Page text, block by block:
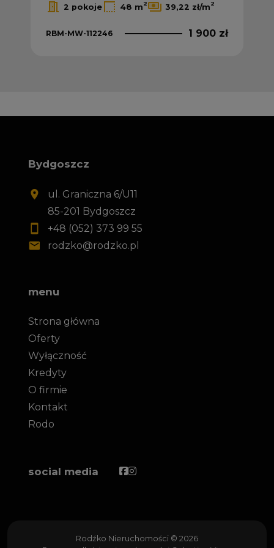
2 pokoje
48 m2 39,22 zł/m2
RBM-MW-112246 1 900 zł
Bydgoszcz
ul. Graniczna 6/U11
85-201 Bydgoszcz
+48 (052) 373 99 55
rodzko@rodzko.pl
menu
Strona główna
Oferty
Wyłączność
Kredyty
O firmie
Kontakt
Rodo
social media Facebook
Facebook
Rodźko Nieruchomości © 2026